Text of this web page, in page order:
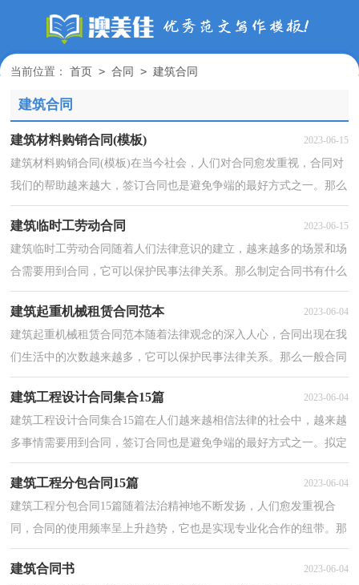
当前位置： 首页 > 合同 > 建筑合同
建筑合同
建筑材料购销合同(模板) 2023-06-15
建筑材料购销合同(模板)在当今社会，人们对合同愈发重视，合同对
我们的帮助越来越大，签订合同也是避免争端的最好方式之一。那么
正式、规范的合同是什么样的呢？下面是小编收集整理...
建筑临时工劳动合同 2023-06-15
建筑临时工劳动合同随着人们法律意识的建立，越来越多的场景和场
合需要用到合同，它可以保护民事法律关系。那么制定合同书有什么
需要注意的呢？下面是小编为大家收集的建筑临时工...
建筑起重机械租赁合同范本 2023-06-04
建筑起重机械租赁合同范本随着法律观念的深入人心，合同出现在我
们生活中的次数越来越多，它可以保护民事法律关系。那么一般合同
是怎么起草的呢？下面是小编精心整理的建筑起重机...
建筑工程设计合同集合15篇 2023-06-04
建筑工程设计合同集合15篇在人们越来越相信法律的社会中，越来越
多事情需要用到合同，签订合同也是避免争端的最好方式之一。拟定
合同的注意事项有许多，你确定会写吗？以下是小编收...
建筑工程分包合同15篇 2023-06-04
建筑工程分包合同15篇随着法治精神地不断发扬，人们愈发重视合
同，合同的使用频率呈上升趋势，它也是实现专业化合作的纽带。那
么合同要怎么拟定？想必这让大家都很苦恼吧，下面是小编...
建筑合同书 2023-06-04